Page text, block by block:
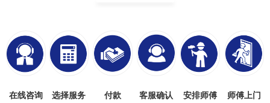
在线咨询
选择服务
客服确认 安排师傅
付款
师傅上门